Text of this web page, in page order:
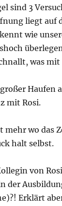
sind 3
liegt auf
wie
was mit
Haufen
mit Rosi.
mehr wo das
halt selbst.
von
der
Erklärt